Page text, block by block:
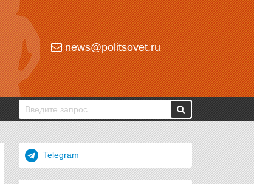
news@politsovet.ru
Telegram